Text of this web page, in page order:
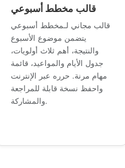
قالب مخطط أسبوعي
قالب مجاني لـمخطط أسبوعي
يتضمن موضوع الأسبوع
والنتيجة، أهم ثلاث أولويات،
جدول الأيام والمواعيد، قائمة
مهام مرنة. حرره عبر الإنترنت
واحفظ نسخة قابلة للمراجعة
والمشاركة.